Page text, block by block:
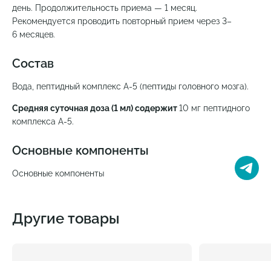
день. Продолжительность приема — 1 месяц.
Рекомендуется проводить повторный прием через 3–
6 месяцев.
Состав
Вода, пептидный комплекс A-5 (пептиды головного мозга).
Средняя суточная доза (1 мл) содержит10 мг пептидного
комплекса A-5.
Основные компоненты
Основные компоненты
Другие товары